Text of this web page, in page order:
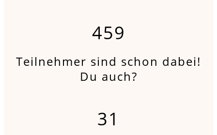
459
Teilnehmer sind schon dabei!
Du auch?
31